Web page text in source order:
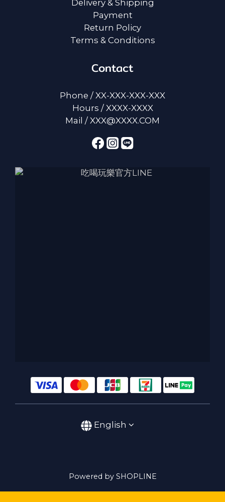
Delivery & Shipping
Payment
Return Policy
Terms & Conditions
Contact
Phone / XX-XXX-XXX-XXX
Hours / XXXX-XXXX
Mail / XXX@XXXX.COM
English
Powered by SHOPLINE